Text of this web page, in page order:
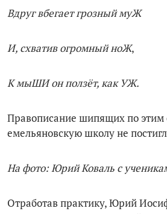
Вдруг вбегает грозный муЖ
И, схватив огромный ноЖ,
К мыШИ он ползёт, как УЖ.
Правописание шипящих по этим
емельяновскую школу не
На фото: Юрий Коваль с
Отработав практику, Юрий